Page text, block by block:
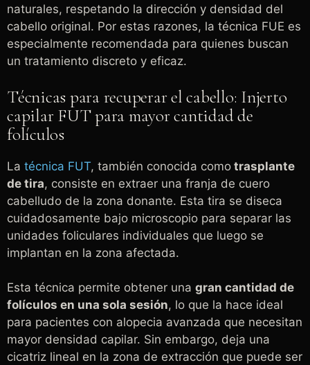
naturales, respetando la dirección y densidad del
cabello original. Por estas razones, la técnica FUE es
especialmente recomendada para quienes buscan
un tratamiento discreto y eficaz.
Técnicas para recuperar el cabello: Injerto
capilar FUT para mayor cantidad de
folículos
La técnica FUT, también conocida como trasplante
de tira, consiste en extraer una franja de cuero
cabelludo de la zona donante. Esta tira se diseca
cuidadosamente bajo microscopio para separar las
unidades foliculares individuales que luego se
implantan en la zona afectada.
Esta técnica permite obtener una gran cantidad de
folículos en una sola sesión, lo que la hace ideal
para pacientes con alopecia avanzada que necesitan
mayor densidad capilar. Sin embargo, deja una
cicatriz lineal en la zona de extracción que puede ser